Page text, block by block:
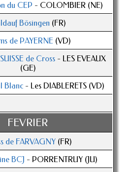
du CEP - COLOMBIER (NE)
Bösingen (FR)
de PAYERNE (VD)
de Cross- LES EVEAUX
(GE)
Blanc - Les DIABLERETS (VD)
FEVRIER
de FARVAGNY(FR)
BCJ - PORRENTRUY (JU)